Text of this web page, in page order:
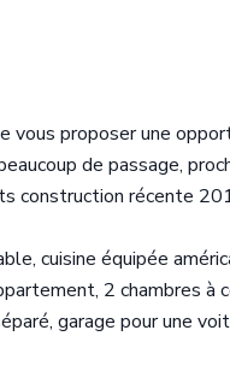
proposer une
de passage,
construction récente
cuisine équipée
2 chambres à
garage pour une